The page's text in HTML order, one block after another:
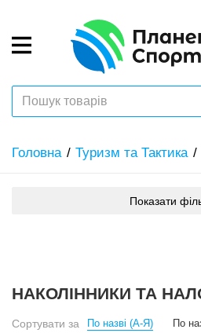
Головна Туризм та Тактика
Показати
НАКОЛІННИКИ ТА
Сортувати за По назві (А-Я) По